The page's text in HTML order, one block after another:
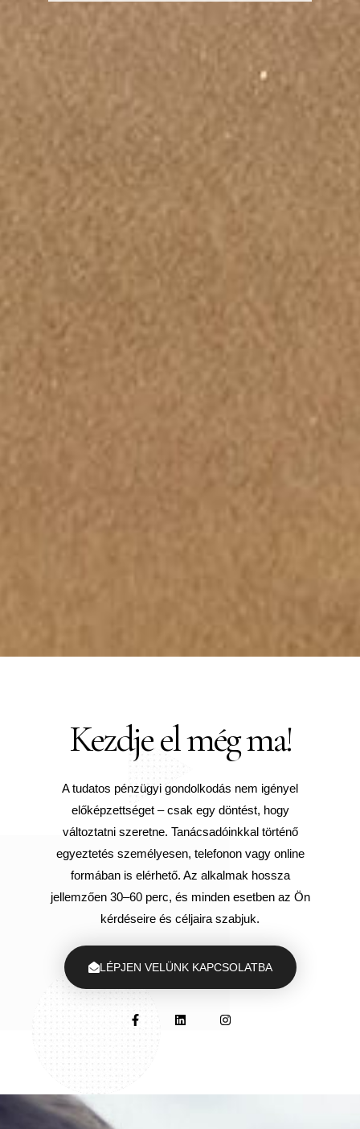
Kezdje el még ma!
A tudatos pénzügyi gondolkodás nem igényel
előképzettséget – csak egy döntést, hogy
változtatni szeretne. Tanácsadóinkkal történő
egyeztetés személyesen, telefonon vagy online
formában is elérhető. Az alkalmak hossza
jellemzően 30–60 perc, és minden esetben az Ön
kérdéseire és céljaira szabjuk.
LÉPJEN VELÜNK KAPCSOLATBA